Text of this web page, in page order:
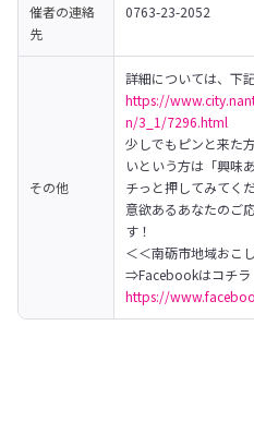
催者の連絡
先
0763-23-2052
その他
https://
n/3_1/7296.html
少しでもピンと来た
いという方は「興味
チっと押してみてく
意欲あるあなたのご
す！
＜＜南砺市地域おこ
⇒Facebookはコチラ
https://